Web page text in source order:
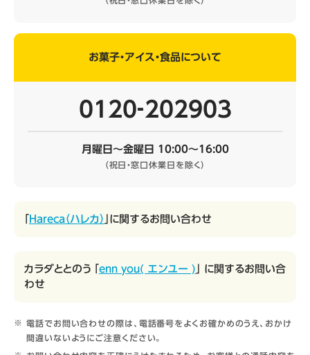
お菓子・アイス・食品について
0120‐202903
月曜日～金曜日 10:00～16:00
（祝日・窓口休業日を除く）
「Hareca（ハレカ） 」に関するお問い合わせ
カラダととのう 「enn you( エンユー ) 」 に関するお問い合
わせ
電話でお問い合わせの際は、電話番号をよくお確かめのうえ、おかけ
間違いないようにご注意ください。